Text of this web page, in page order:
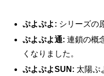
ぷよぷよ: シリーズの
ぷよぷよ通: 連鎖の概
くなりました。
ぷよぷよSUN: 太陽ぷ